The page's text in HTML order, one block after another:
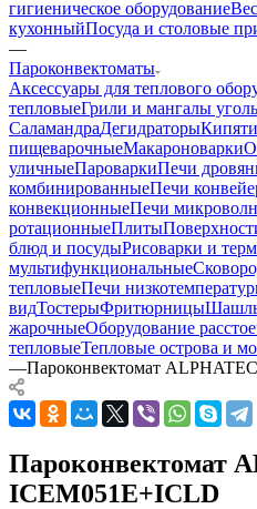
гигиеническое оборудование
кухонныйПосуда и столовые
—
Пароконвектоматы
Аксессуары для теплового
тепловыеГрили и мангалы
СаламандраДегидраторы
пищеварочныеМакароноварки
уличныеПароваркиПечи
комбинированныеПечи
конвекционныеПечи
ротационныеПлиты
блюд и посудыРисоварки и
мультифункциональные
тепловыеПечи
видТостерыФритюрницы
жарочныеОборудование
тепловыеТепловые острова и
—Пароконвектомат
Пароконвектомат
ICEM051E+ICLD